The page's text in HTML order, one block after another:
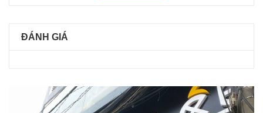
ĐÁNH GIÁ